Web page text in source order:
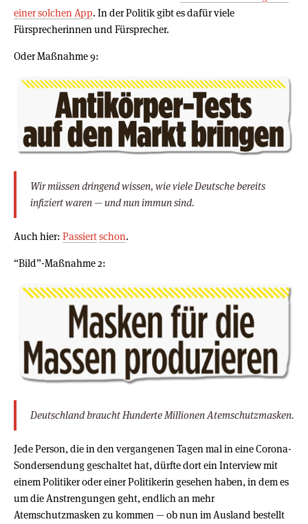
einer solchen App. In der Politik gibt es dafür viele
Fürsprecherinnen und Fürsprecher.
Oder Maßnahme 9:
Wir müssen dringend wissen, wie viele Deutsche bereits
infiziert waren — und nun immun sind.
Auch hier: Passiertschon.
“Bild”-Maßnahme 2:
Deutschland braucht Hunderte Millionen Atemschutzmasken.
Jede Person, die in den vergangenen Tagen mal in eine Corona-
Sondersendung geschaltet hat, dürfte dort ein Interview mit
einem Politiker oder einer Politikerin gesehen haben, in dem es
um die Anstrengungen geht, endlich an mehr
Atemschutzmasken zu kommen — ob nun im Ausland bestellt